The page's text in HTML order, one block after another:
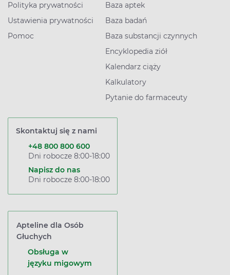
Polityka prywatności
Ustawienia prywatności
Pomoc
Baza aptek
Baza badań
Baza substancji czynnych
Encyklopedia ziół
Kalendarz ciąży
Kalkulatory
Pytanie do farmaceuty
Skontaktuj się z nami
+48 800 800 600
Dni robocze 8:00-18:00
Napisz do nas
Dni robocze 8:00-18:00
Apteline dla Osób
Głuchych
Obsługa w
języku migowym